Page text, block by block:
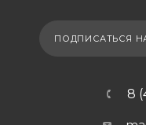
ПОДПИСАТЬСЯ
8